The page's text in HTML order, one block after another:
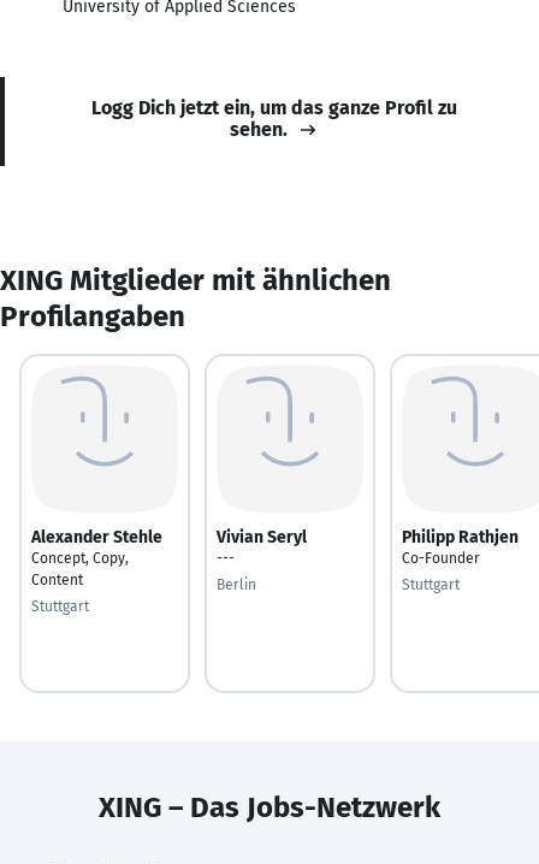
University of Applied Sciences
Logg Dich jetzt ein, um das ganze Profil zu
sehen.
XING Mitglieder mit ähnlichen
Profilangaben
Alexander Stehle
Concept, Copy,
Content
Stuttgart
Vivian Seryl
---
Berlin
Philipp Rathjen
Co-Founder
Stuttgart
XING – Das Jobs-Netzwerk